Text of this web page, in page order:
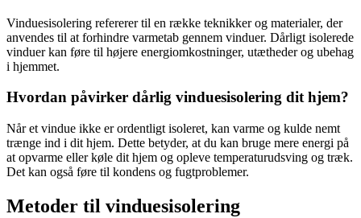
Vinduesisolering refererer til en række teknikker og materialer, der
anvendes til at forhindre varmetab gennem vinduer. Dårligt isolerede
vinduer kan føre til højere energiomkostninger, utætheder og ubehag
i hjemmet.
Hvordan påvirker dårlig vinduesisolering dit hjem?
Når et vindue ikke er ordentligt isoleret, kan varme og kulde nemt
trænge ind i dit hjem. Dette betyder, at du kan bruge mere energi på
at opvarme eller køle dit hjem og opleve temperaturudsving og træk.
Det kan også føre til kondens og fugtproblemer.
Metoder til vinduesisolering